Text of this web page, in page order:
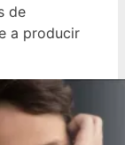
de
a producir